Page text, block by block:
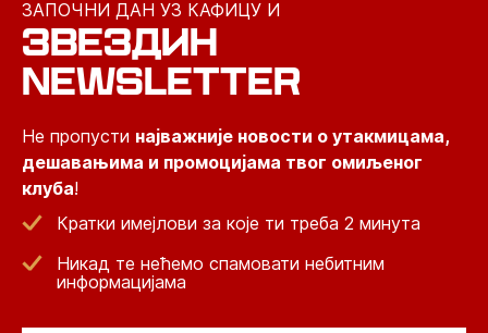
ЗАПОЧНИ ДАН УЗ КАФИЦУ И
ЗВЕЗДИН
NEWSLETTER
Не пропусти најважније новости о утакмицама,
дешавањима и промоцијама твог омиљеног
клуба!
Кратки имејлови за које ти треба 2 минута
Никад те нећемо спамовати небитним
информацијама